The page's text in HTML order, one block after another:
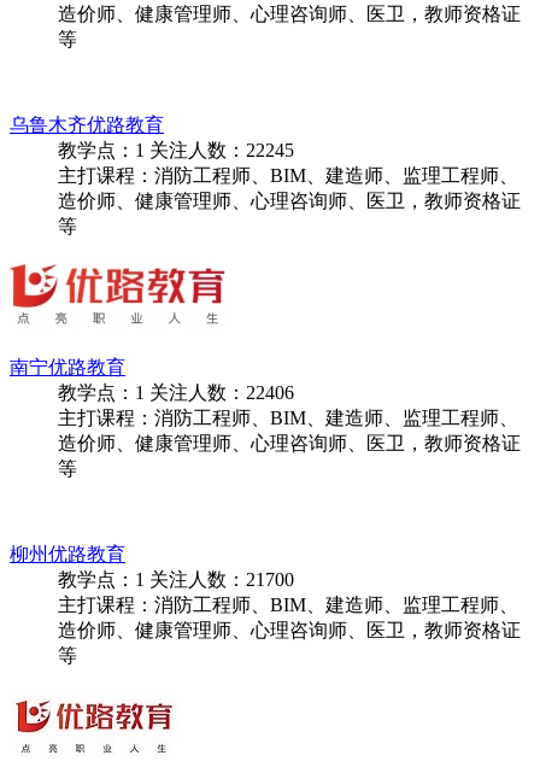
造价师、健康管理师、心理咨询师、医卫，教师资格证
等
乌鲁木齐优路教育
教学点： 1 关注人数： 22245
主打课程：消防工程师、BIM、建造师、监理工程师、
造价师、健康管理师、心理咨询师、医卫，教师资格证
等
南宁优路教育
教学点： 1 关注人数： 22406
主打课程：消防工程师、BIM、建造师、监理工程师、
造价师、健康管理师、心理咨询师、医卫，教师资格证
等
柳州优路教育
教学点： 1 关注人数： 21700
主打课程：消防工程师、BIM、建造师、监理工程师、
造价师、健康管理师、心理咨询师、医卫，教师资格证
等